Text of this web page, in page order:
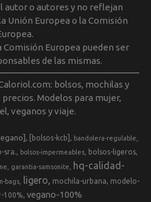
autor o autores y no reflejan
Unión Europea o la Comisión
Comisión Europea pueden ser
de las mismas.
bolsos, mochilas y
Modelos para mujer,
veganos y viaje.
[bolsos-kcb] bandolera-regulable
sra. bolsos-impermeables bolsos-ligeros
garantia-samsonite
hq-calidad-
bags ligero mochila-urbana
modelo-
100% vegano-100%